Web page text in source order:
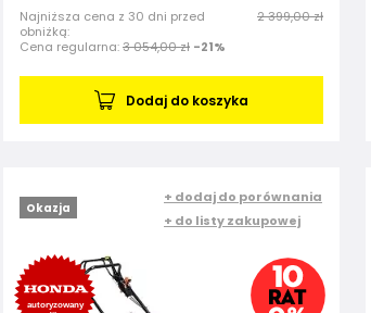
Najniższa cena z 30 dni przed
obniżką:
2 399,00 zł
Cena regularna:3 054,00 zł -21%
Dodaj do koszyka
Okazja
+ dodaj do porównania
+ do listy zakupowej